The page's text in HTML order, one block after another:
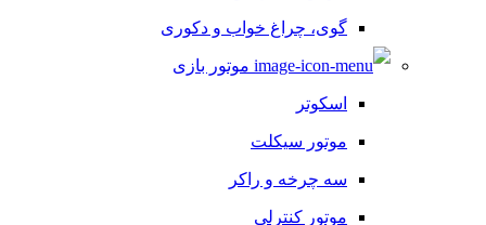
گوی، چراغ خواب و دکوری
موتور بازی
اسکوتر
موتور سیکلت
سه چرخه و راکر
موتور کنترلی